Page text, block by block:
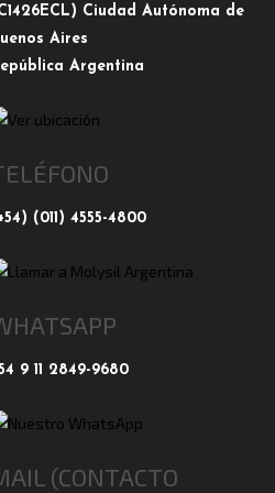
Ciudad Autónoma de
Aires
Argentina
(011) 4555-4800
9 11 2849-9680
(CONTACTO